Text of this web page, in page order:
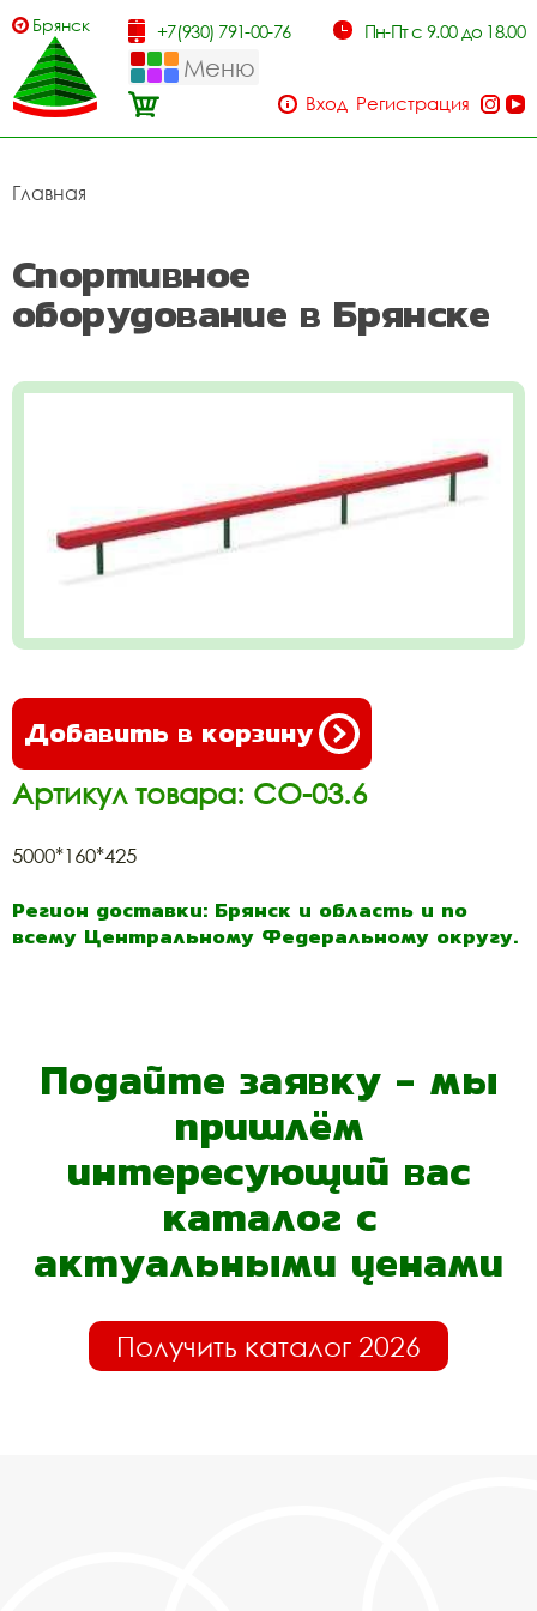
Брянск +7(930) 791-00-76 Пн-Пт с 9.00 до 18.00
Меню
Вход Регистрация
Главная
Спортивное
оборудование в Брянске
Добавить в корзину
Артикул товара: СО-03.6
5000*160*425
Регион доставки: Брянск и область и по
всему Центральному Федеральному округу.
Подайте заявку - мы
пришлём
интересующий вас
каталог с
актуальными ценами
Получить каталог 2026